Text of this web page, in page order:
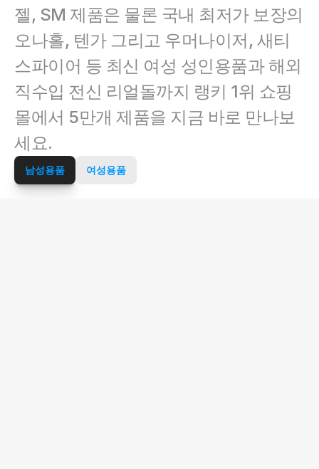
젤, SM 제품은 물론 국내 최저가 보장의
오나홀, 텐가 그리고 우머나이저, 새티
스파이어 등 최신 여성 성인용품과 해외
직수입 전신 리얼돌까지 랭키 1위 쇼핑
몰에서 5만개 제품을 지금 바로 만나보
세요.
남성용품 여성용품